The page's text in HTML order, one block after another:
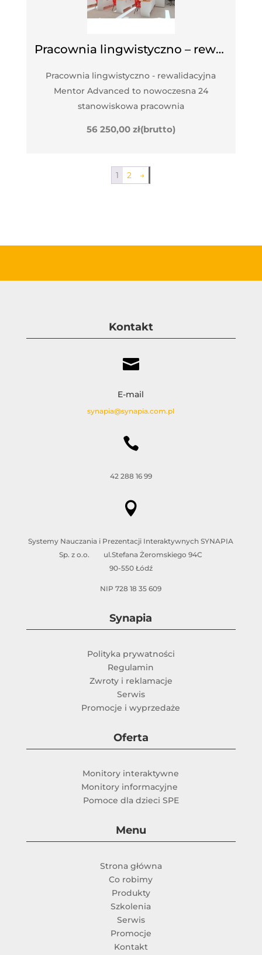
Pracownia lingwistyczno – rewalidacyjna Mentor Advanced
Pracownia lingwistyczno - rewalidacyjna
Mentor Advanced to nowoczesna 24
stanowiskowa pracownia
56 250,00 zł(brutto)
1 2 →
Kontakt

E-mail
synapia@synapia.com.pl

42 288 16 99

Systemy Nauczania i Prezentacji Interaktywnych SYNAPIA
Sp. z o.o. ul.Stefana Żeromskiego 94C
90-550 Łódź
NIP 728 18 35 609
Synapia
Polityka prywatności
Regulamin
Zwroty i reklamacje
Serwis
Promocje i wyprzedaże
Oferta
Monitory interaktywne
Monitory informacyjne
Pomoce dla dzieci SPE
Menu
Strona główna
Co robimy
Produkty
Szkolenia
Serwis
Promocje
Kontakt